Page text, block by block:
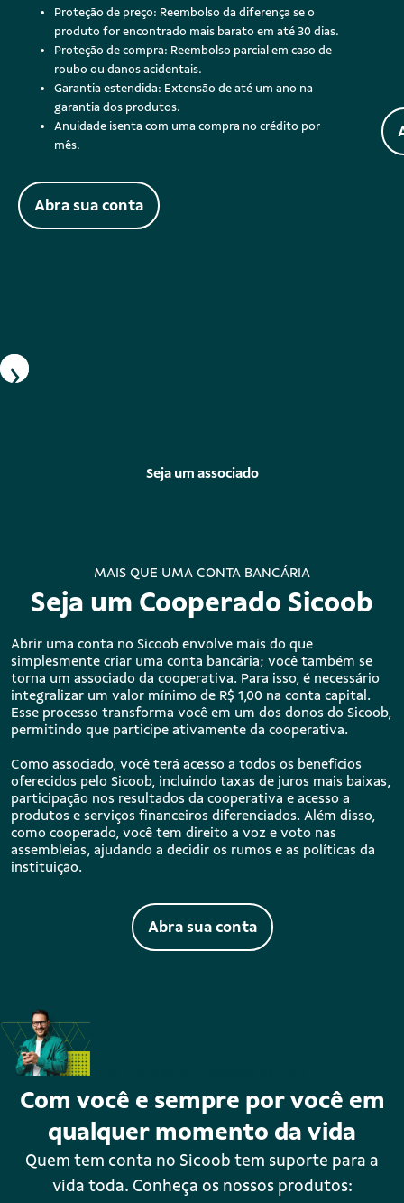
Proteção de preço: Reembolso da diferença se o
produto for encontrado mais barato em até 30 dias.
Proteção de compra: Reembolso parcial em caso de
roubo ou danos acidentais.
Garantia estendida: Extensão de até um ano na
garantia dos produtos.
Anuidade isenta com uma compra no crédito por
mês.
Abra sua conta
Seja um associado
MAIS QUE UMA CONTA BANCÁRIA
Seja um Cooperado Sicoob
Abrir uma conta no Sicoob envolve mais do que
simplesmente criar uma conta bancária; você também se
torna um associado da cooperativa. Para isso, é necessário
integralizar um valor mínimo de R$ 1,00 na conta capital.
Esse processo transforma você em um dos donos do Sicoob,
permitindo que participe ativamente da cooperativa.
Como associado, você terá acesso a todos os benefícios
oferecidos pelo Sicoob, incluindo taxas de juros mais baixas,
participação nos resultados da cooperativa e acesso a
produtos e serviços financeiros diferenciados. Além disso,
como cooperado, você tem direito a voz e voto nas
assembleias, ajudando a decidir os rumos e as políticas da
instituição.
Abra sua conta
Com você e sempre por você em
qualquer momento da vida
Quem tem conta no Sicoob tem suporte para a
vida toda. Conheça os nossos produtos: